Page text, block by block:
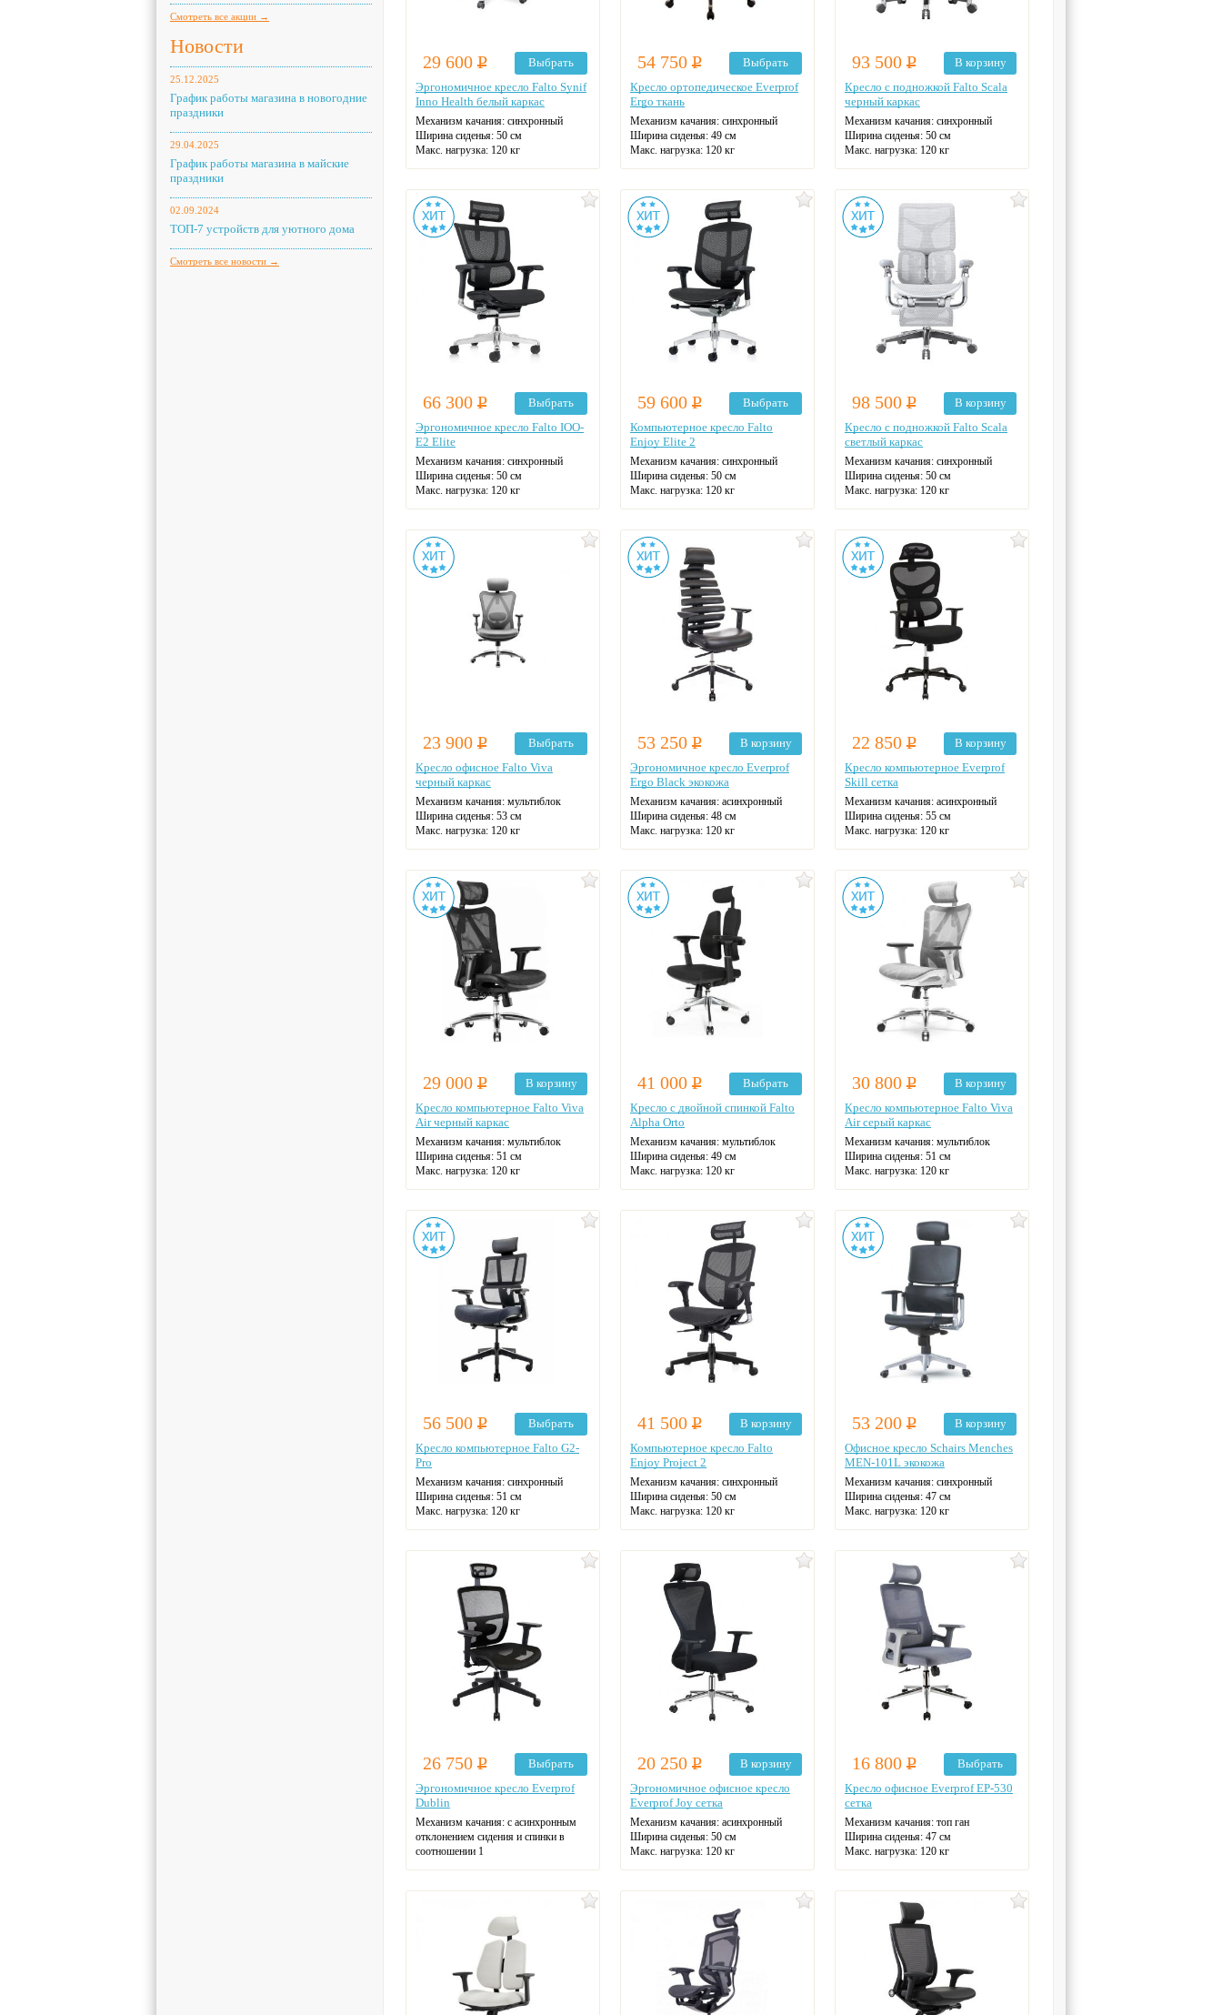
Смотреть все акции →
Новости
25.12.2025
График работы магазина в новогодние
праздники
29.04.2025
График работы магазина в майские
праздники
02.09.2024
ТОП-7 устройств для уютного дома
Смотреть все новости →
29 600 Р
Выбрать
Эргономичное кресло Falto Synif
Inno Health белый каркас
Механизм качания: синхронный
Ширина сиденья: 50 см
Макс. нагрузка: 120 кг
Регулировка высоты: газлифт
Крестовина: пластиковая
Цвет: на выбор
54 750 Р
Выбрать
Кресло ортопедическое Everprof
Ergo ткань
Механизм качания: синхронный
Ширина сиденья: 49 см
Макс. нагрузка: 120 кг
Регулировка высоты: газлифт
Крестовина: алюминиевая
Цвет: на выбор
93 500 Р
В корзину
Кресло с подножкой Falto Scala
черный каркас
Механизм качания: синхронный
Ширина сиденья: 50 см
Макс. нагрузка: 120 кг
Регулировка высоты
Крестовина: металлическая
Цвет: серый
66 300 Р
Выбрать
Эргономичное кресло Falto IOO-
E2 Elite
Механизм качания: синхронный
Ширина сиденья: 50 см
Макс. нагрузка: 120 кг
Регулировка высоты: газлифт
Крестовина: алюминиевая
Цвет: на выбор
59 600 Р
Выбрать
Компьютерное кресло Falto
Enjoy Elite 2
Механизм качания: синхронный
Ширина сиденья: 50 см
Макс. нагрузка: 120 кг
Регулировка высоты: газлифт
Крестовина: алюминиевая
Цвет: на выбор
98 500 Р
В корзину
Кресло с подножкой Falto Scala
светлый каркас
Механизм качания: синхронный
Ширина сиденья: 50 см
Макс. нагрузка: 120 кг
Регулировка высоты
Крестовина: металлическая
Цвет: белый
23 900 Р
Выбрать
Кресло офисное Falto Viva
черный каркас
Механизм качания: мультиблок
Ширина сиденья: 53 см
Макс. нагрузка: 120 кг
Регулировка высоты
Крестовина: алюминиевая
Цвет: на выбор
53 250 Р
В корзину
Эргономичное кресло Everprof
Ergo Black экокожа
Механизм качания: асинхронный
Ширина сиденья: 48 см
Макс. нагрузка: 120 кг
Регулировка высоты: газлифт
Крестовина: алюминиевая
Цвет: черный
22 850 Р
В корзину
Кресло компьютерное Everprof
Skill сетка
Механизм качания: асинхронный
Ширина сиденья: 55 см
Макс. нагрузка: 120 кг
Регулировка высоты
Крестовина: металлическая
Цвет: черный
29 000 Р
В корзину
Кресло компьютерное Falto Viva
Air черный каркас
Механизм качания: мультиблок
Ширина сиденья: 51 см
Макс. нагрузка: 120 кг
Регулировка высоты: газлифт
Крестовина: алюминиевая
Цвет: черный
41 000 Р
Выбрать
Кресло с двойной спинкой Falto
Alpha Orto
Механизм качания: мультиблок
Ширина сиденья: 49 см
Макс. нагрузка: 120 кг
Регулировка высоты
Крестовина: алюминиевая
30 800 Р
В корзину
Кресло компьютерное Falto Viva
Air серый каркас
Механизм качания: мультиблок
Ширина сиденья: 51 см
Макс. нагрузка: 120 кг
Регулировка высоты: газлифт
Крестовина: алюминиевая
Цвет: серый
56 500 Р
Выбрать
Кресло компьютерное Falto G2-
Pro
Механизм качания: синхронный
Ширина сиденья: 51 см
Макс. нагрузка: 120 кг
Регулировка высоты
Крестовина: пластиковая
Цвет: на выбор
41 500 Р
В корзину
Компьютерное кресло Falto
Enjoy Project 2
Механизм качания: синхронный
Ширина сиденья: 50 см
Макс. нагрузка: 120 кг
Регулировка высоты: газлифт
Крестовина: пластиковая
Цвет: черный
53 200 Р
В корзину
Офисное кресло Schairs Menches
MEN-101L экокожа
Механизм качания: синхронный
Ширина сиденья: 47 см
Макс. нагрузка: 120 кг
Регулировка высоты
Крестовина: металлическая
Цвет: черный
26 750 Р
Выбрать
Эргономичное кресло Everprof
Dublin
Механизм качания: с асинхронным
отклонением сидения и спинки в
соотношении 1
Подголовник
Регулировка высоты
Крестовина: пластик
Цвет: на выбор
20 250 Р
В корзину
Эргономичное офисное кресло
Everprof Joy сетка
Механизм качания: асинхронный
Ширина сиденья: 50 см
Макс. нагрузка: 120 кг
Регулировка высоты
16 800 Р
Выбрать
Кресло офисное Everprof EP-530
сетка
Механизм качания: топ ган
Ширина сиденья: 47 см
Макс. нагрузка: 120 кг
Регулировка высоты
Крестовина: металлическая
Цвет: на выбор